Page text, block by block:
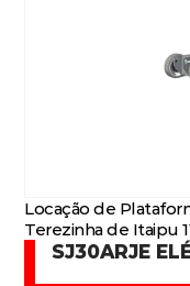
Locação de
Terezinha de Itaipu
SJ30ARJE